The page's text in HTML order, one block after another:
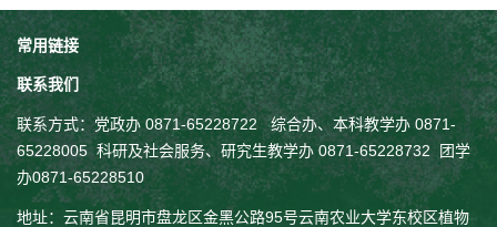
常用链接
联系我们
联系方式：党政办 0871-65228722 综合办、本科教学办 0871-
65228005科研及社会服务、研究生教学办 0871-65228732 团学
办0871-65228510
地址：云南省昆明市盘龙区金黑公路95号云南农业大学东校区植物